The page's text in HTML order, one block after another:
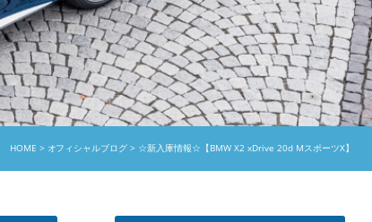
HOME オフィシャルブログ ☆新入庫情報☆【BMW X2 xDrive 20d MスポーツX】